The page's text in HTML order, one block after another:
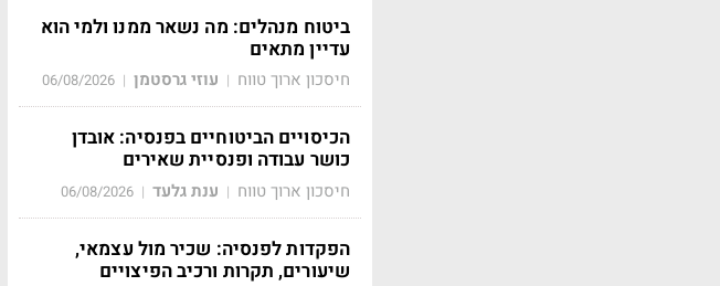
ביטוח מנהלים: מה נשאר ממנו ולמי הוא
עדיין מתאים
חיסכון ארוך טווח | עוזי גרסטמן |
06/08/2026
הכיסויים הביטוחיים בפנסיה: אובדן
כושר עבודה ופנסיית שאירים
חיסכון ארוך טווח | ענת גלעד |
06/08/2026
הפקדות לפנסיה: שכיר מול עצמאי,
שיעורים, תקרות ורכיב הפיצויים